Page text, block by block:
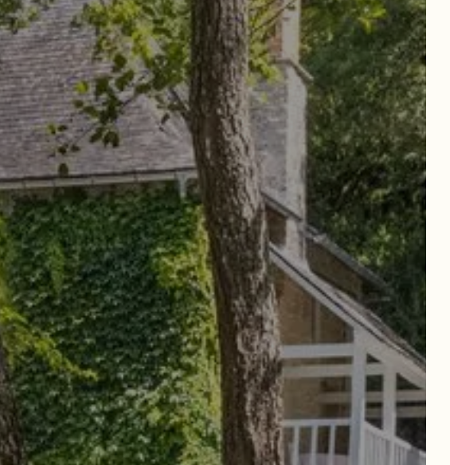
table du reservar la table de jean reserva para una boda
UNA HABITACIÓN
Salida
Salida